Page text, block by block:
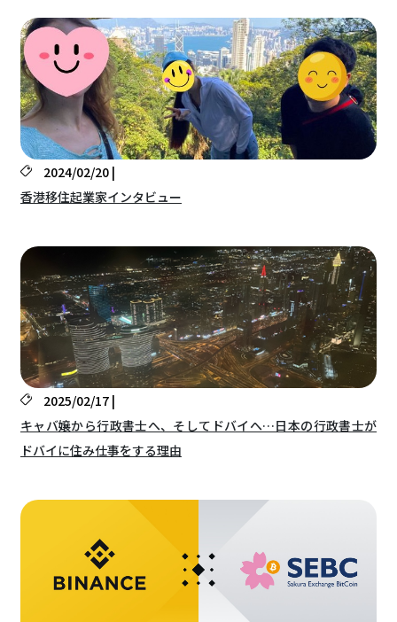
2024/02/20 |
香港移住起業家インタビュー
2025/02/17 |
キャバ嬢から行政書士へ、そしてドバイへ…日本の行政書士が
ドバイに住み仕事をする理由